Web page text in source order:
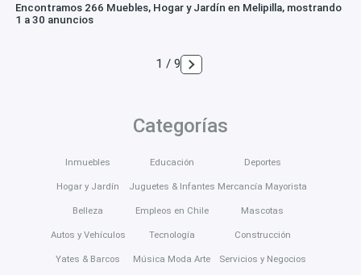
Encontramos 266 Muebles, Hogar y Jardín en Melipilla, mostrando
1 a 30 anuncios
1 / 9
Categorías
Inmuebles
Hogar y Jardín
Belleza
Autos y Vehículos
Yates & Barcos
Educación
Juguetes & Infantes
Empleos en Chile
Tecnología
Música Moda Arte
Deportes
Mercancía Mayorista
Mascotas
Construcción
Servicios y Negocios